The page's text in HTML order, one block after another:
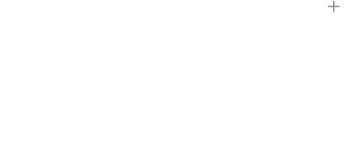
of 40x60 mm onderliggers. Bestel de benodigde hardhouten
oxidatie. Wil je het werk liever uit handen geven? Ontdek